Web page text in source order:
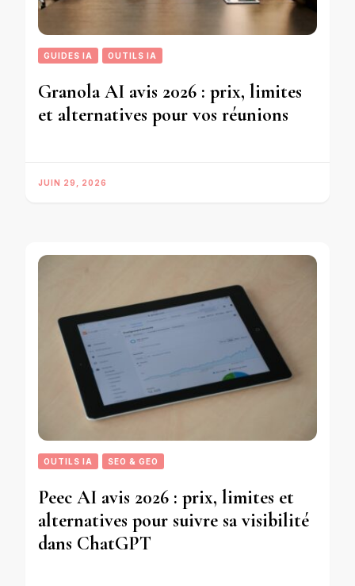
GUIDES IA OUTILS IA
Granola AI avis 2026 : prix, limites
et alternatives pour vos réunions
JUIN 29, 2026
OUTILS IA SEO & GEO
Peec AI avis 2026 : prix, limites et
alternatives pour suivre sa visibilité
dans ChatGPT